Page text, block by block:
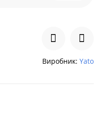
Виробник: Yato